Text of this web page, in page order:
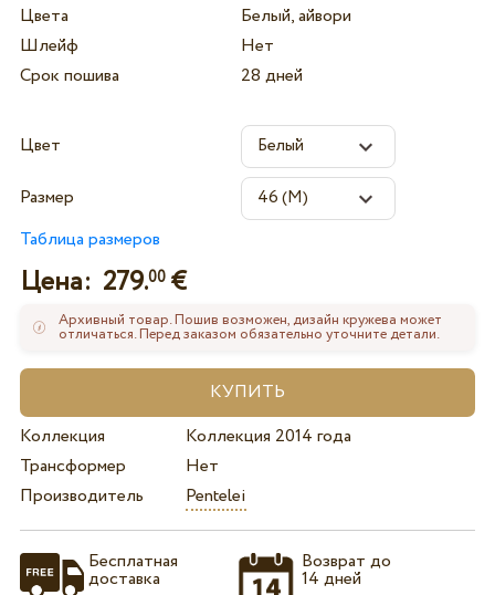
Цвета
Белый, айвори
Шлейф
Нет
Срок пошива
28 дней
Цвет
Размер
Таблица размеров
Цена: 279.00€
Архивный товар. Пошив возможен, дизайн кружева может
отличаться. Перед заказом обязательно уточните детали.
Коллекция
Коллекция 2014 года
Трансформер
Нет
Производитель
Pentelei
Бесплатная
доставка
Возврат до
14 дней